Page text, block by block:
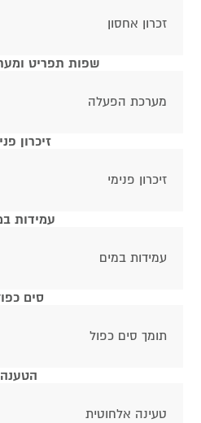
זכרון אחסון
שפות תפריט
מערכת הפעלה
זיכרון
זיכרון פנימי
עמידות
עמידות במים
סים
תומך סים כפול
הטענה
טעינה אלחוטית